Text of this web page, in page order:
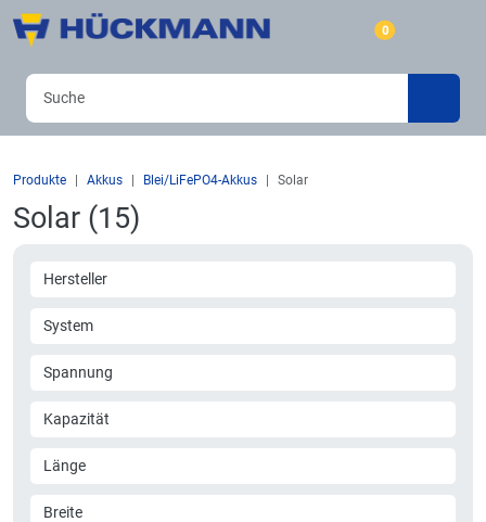
0
Produkte Akkus Blei/LiFePO4-Akkus Solar
Solar (15)
Hersteller
System
Spannung
Kapazität
Länge
Breite